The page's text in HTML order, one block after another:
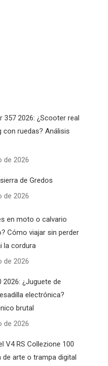
357 2026: ¿Scooter real
con ruedas? Análisis
de 2026
de Gredos
de 2026
en moto o calvario
Cómo viajar sin perder
la cordura
de 2026
2026: ¿Juguete de
electrónica?
brutal
de 2026
V4 RS Collezione 100
de arte o trampa digital